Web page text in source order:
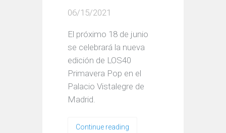
06/15/2021
El próximo 18 de junio
se celebrará la nueva
edición de LOS40
Primavera Pop en el
Palacio Vistalegre de
Madrid.
Continue reading